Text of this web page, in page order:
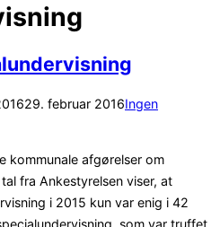
29. februar 2016Ingen
kommunale afgørelser om
fra Ankestyrelsen viser, at
i 2015 kun var enig i 42